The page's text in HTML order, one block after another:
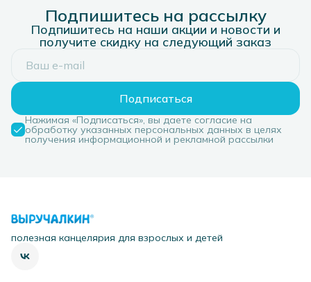
Подпишитесь на рассылку
Подпишитесь на наши акции и новости и
получите скидку на следующий заказ
Подписаться
Нажимая «Подписаться», вы даете согласие на
обработку указанных персональных данных в целях
получения информационной и рекламной рассылки
полезная канцелярия для взрослых и детей